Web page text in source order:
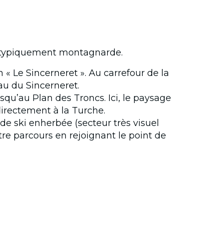
montagnarde.
Le Sincerneret ». Au carrefour de la
du Sincerneret.
Plan des Troncs. Ici, le paysage
à la Turche.
ski enherbée (secteur très visuel
parcours en rejoignant le point de